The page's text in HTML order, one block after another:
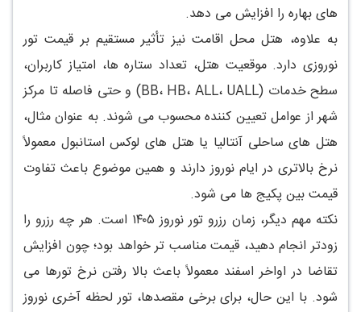
های بهاره را افزایش می دهد.
به علاوه، هتل محل اقامت نیز تأثیر مستقیم بر قیمت تور
نوروزی دارد. موقعیت هتل، تعداد ستاره ها، امتیاز کاربران،
سطح خدمات (BB، HB، ALL، UALL) و حتی فاصله تا مرکز
شهر از عوامل تعیین کننده محسوب می شوند. به عنوان مثال،
هتل های ساحلی آنتالیا یا هتل های لوکس استانبول معمولاً
نرخ بالاتری در ایام نوروز دارند و همین موضوع باعث تفاوت
قیمت بین پکیج ها می شود.
نکته مهم دیگر، زمان رزرو تور نوروز ۱۴۰۵ است. هر چه رزرو را
زودتر انجام دهید، قیمت مناسب تر خواهد بود؛ چون افزایش
تقاضا در اواخر اسفند معمولاً باعث بالا رفتن نرخ تورها می
شود. با این حال، برای برخی مقصدها، تور لحظه آخری نوروز